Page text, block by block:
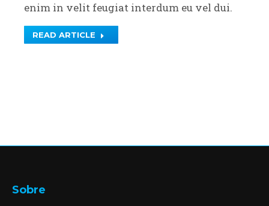
enim in velit feugiat interdum eu vel dui.
READ ARTICLE
Sobre